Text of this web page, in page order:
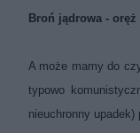
Broń jądrowa -
A może mamy do
typowo
nieuchronny